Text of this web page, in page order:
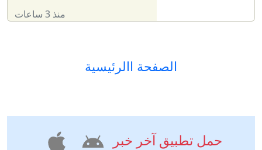
منذ 3 ساعات
الصفحة االرئيسية
حمل تطبيق آخر خبر